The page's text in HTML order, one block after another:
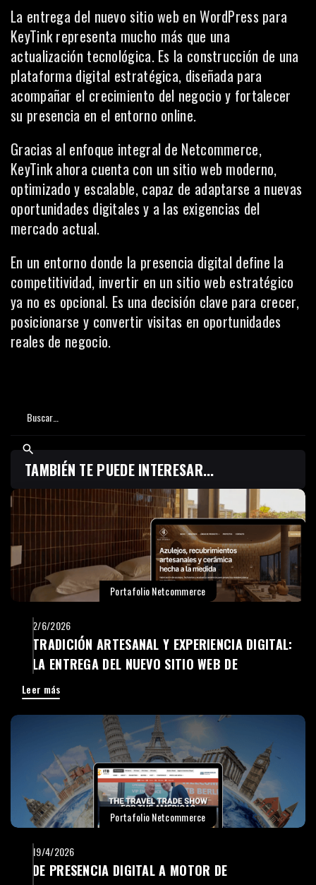
La entrega del nuevo sitio web en WordPress para
KeyTink representa mucho más que una
actualización tecnológica. Es la construcción de una
plataforma digital estratégica, diseñada para
acompañar el crecimiento del negocio y fortalecer
su presencia en el entorno online.
Gracias al enfoque integral de Netcommerce,
KeyTink ahora cuenta con un sitio web moderno,
optimizado y escalable, capaz de adaptarse a nuevas
oportunidades digitales y a las exigencias del
mercado actual.
En un entorno donde la presencia digital define la
competitividad, invertir en un sitio web estratégico
ya no es opcional. Es una decisión clave para crecer,
posicionarse y convertir visitas en oportunidades
reales de negocio.
TAMBIÉN TE PUEDE INTERESAR...
Portafolio Netcommerce
2/6/2026
TRADICIÓN ARTESANAL Y EXPERIENCIA DIGITAL:
LA ENTREGA DEL NUEVO SITIO WEB DE
CERÁMICA SAN PEDRO
Leer más
Portafolio Netcommerce
19/4/2026
DE PRESENCIA DIGITAL A MOTOR DE